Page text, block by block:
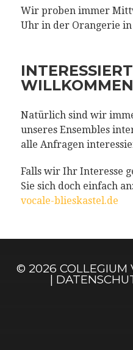
Wir proben immer
Uhr in der Orangerie in
Natürlich sind wir
unseres Ensembles
alle Anfragen
Falls wir Ihr Interesse
Sie sich doch einfach an:
vocale-blieskastel.de
© 2026 COLLEGIUM
|